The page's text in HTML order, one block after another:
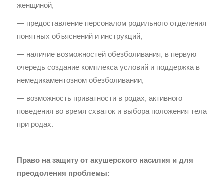
женщиной,
— предоставление персоналом родильного отделения
понятных объяснений и инструкций,
— наличие возможностей обезболивания, в первую
очередь создание комплекса условий и поддержка в
немедикаментозном обезболивании,
— возможность приватности в родах, активного
поведения во время схваток и выбора положения тела
при родах.
Право на защиту от акушерского насилия и для
преодоления проблемы: